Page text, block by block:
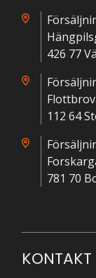
426 77
112 64
781 70
KONTAKT